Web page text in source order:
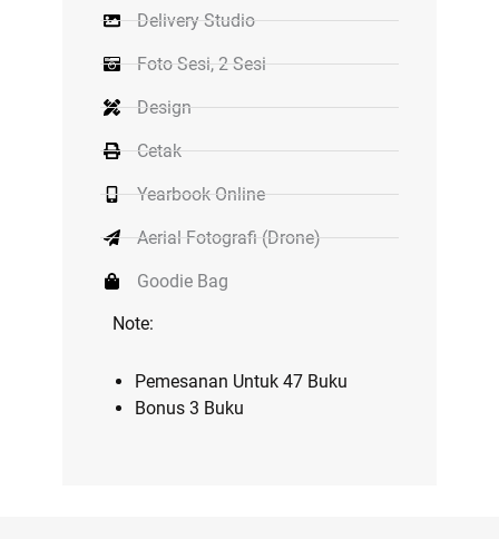
Delivery Studio
Foto Sesi, 2 Sesi
Design
Cetak
Yearbook Online
Aerial Fotografi (Drone)
Goodie Bag
Note:
Pemesanan Untuk 47 Buku
Bonus 3 Buku